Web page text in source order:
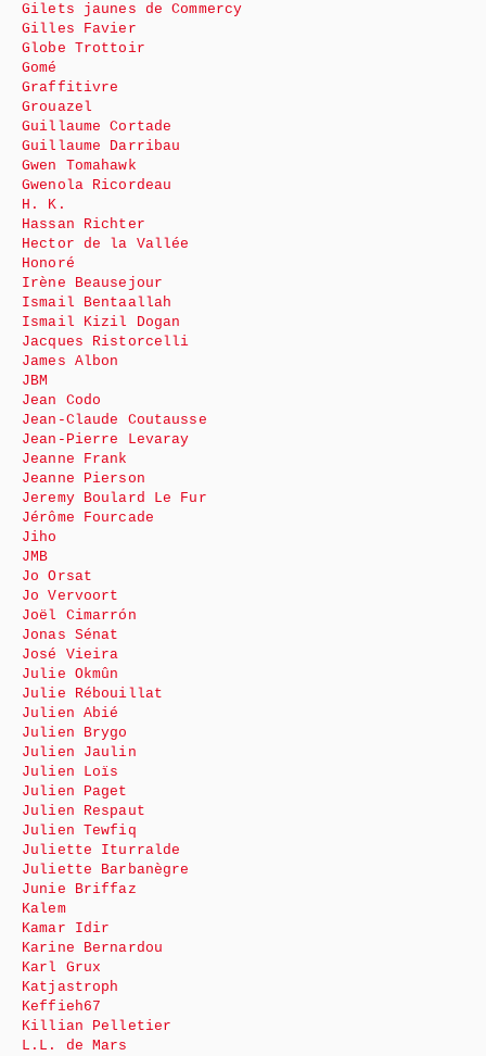
Gilets jaunes de Commercy
Gilles Favier
Globe Trottoir
Gomé
Graffitivre
Grouazel
Guillaume Cortade
Guillaume Darribau
Gwen Tomahawk
Gwenola Ricordeau
H. K.
Hassan Richter
Hector de la Vallée
Honoré
Irène Beausejour
Ismail Bentaallah
Ismail Kizil Dogan
Jacques Ristorcelli
James Albon
JBM
Jean Codo
Jean-Claude Coutausse
Jean-Pierre Levaray
Jeanne Frank
Jeanne Pierson
Jeremy Boulard Le Fur
Jérôme Fourcade
Jiho
JMB
Jo Orsat
Jo Vervoort
Joël Cimarrón
Jonas Sénat
José Vieira
Julie Okmûn
Julie Rébouillat
Julien Abié
Julien Brygo
Julien Jaulin
Julien Loïs
Julien Paget
Julien Respaut
Julien Tewfiq
Juliette Iturralde
Juliette Barbanègre
Junie Briffaz
Kalem
Kamar Idir
Karine Bernardou
Karl Grux
Katjastroph
Keffieh67
Killian Pelletier
L.L. de Mars